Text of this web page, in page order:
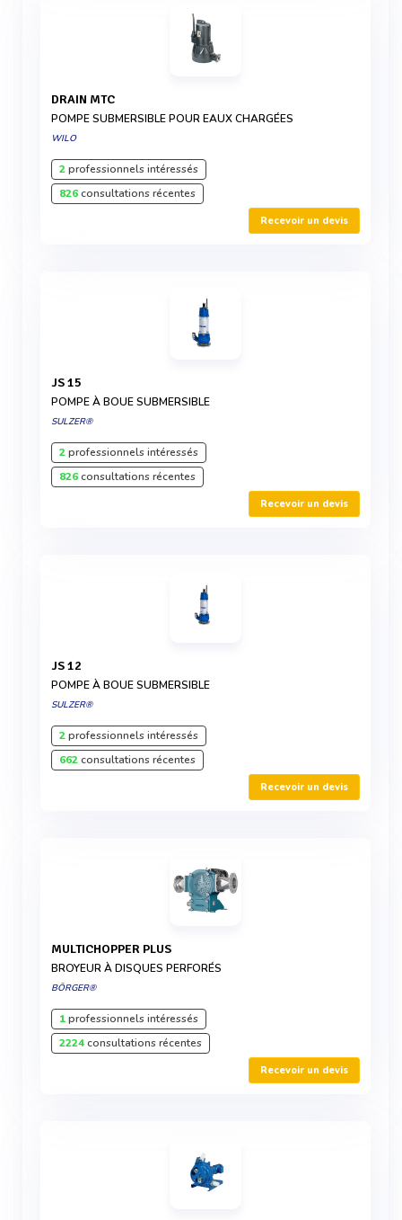
DRAIN MTC
POMPE SUBMERSIBLE POUR EAUX CHARGÉES
WILO
2professionnels intéressés
826consultations récentes
Recevoir un devis
JS 15
POMPE À BOUE SUBMERSIBLE
SULZER®
2professionnels intéressés
826consultations récentes
Recevoir un devis
JS 12
POMPE À BOUE SUBMERSIBLE
SULZER®
2professionnels intéressés
662consultations récentes
Recevoir un devis
MULTICHOPPER PLUS
BROYEUR À DISQUES PERFORÉS
BÖRGER®
1professionnels intéressés
2224consultations récentes
Recevoir un devis